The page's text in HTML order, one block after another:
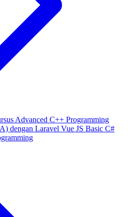
Advanced C++ Programming
dengan Laravel Vue JS Basic C#